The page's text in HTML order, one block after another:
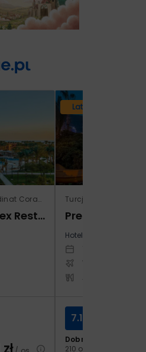
Egipt / Marsa El Alam / Madinat Coraya
Jaz Grand Marsa (ex Resta Grand Resort)
Lato 2026
Turcja / Riwiera
Prestige
Hotel:
Warszawa -
Dobry
210 opinii
7.1